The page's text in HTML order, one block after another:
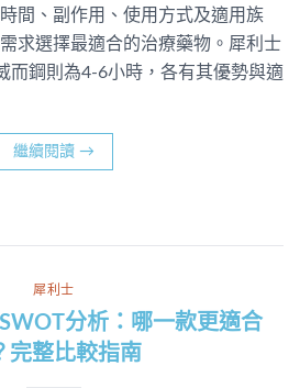
間、副作用、使用方式及適用族
求選擇最適合的治療藥物。犀利士
而鋼則為4-6小時，各有其優勢與適
繼續閱讀 →
犀利士
分析：哪一款更適合
完整比較指南